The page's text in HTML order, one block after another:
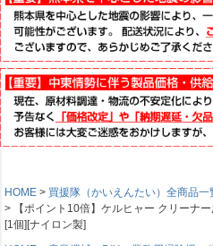
HOME
買援隊（かいえんたい）全商品一
【ポイント10倍】ケルヒャー クリーナ
[1個][ナイロン製]